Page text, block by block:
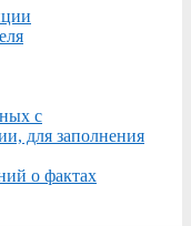
с
для заполнения
о фактах